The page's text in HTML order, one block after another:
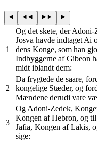
1
Og det skete, der Adoni-
Josva havde indtaget Ai
dens Konge, som han
Indbyggerne af Gibeon
midt iblandt dem:
2
Da frygtede de saare,
kongelige Stæder, og
Mændene derudi vare
3
Og Adoni-Zedek,
Kongen af Hebron, og
Jafia, Kongen af Lakis,
sige: